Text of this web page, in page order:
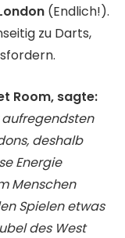
(Endlich!).
zu Darts,
Room, sagte:
aufregendsten
deshalb
Energie
Menschen
Spielen etwas
des West